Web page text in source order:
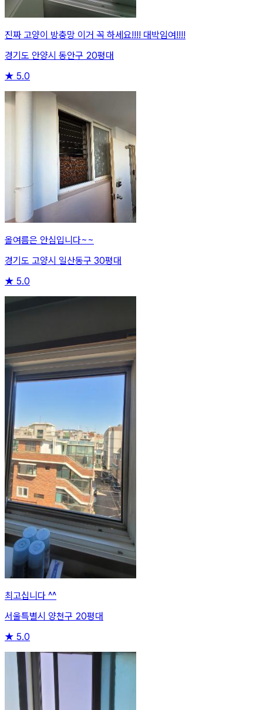
진짜 고양이 방충망 이거 꼭 하세요!!!! 대박임여!!!!
경기도 안양시 동안구 20평대
★ 5.0
올여름은 안심입니다~~
경기도 고양시 일산동구 30평대
★ 5.0
최고십니다 ^^
서울특별시 양천구 20평대
★ 5.0